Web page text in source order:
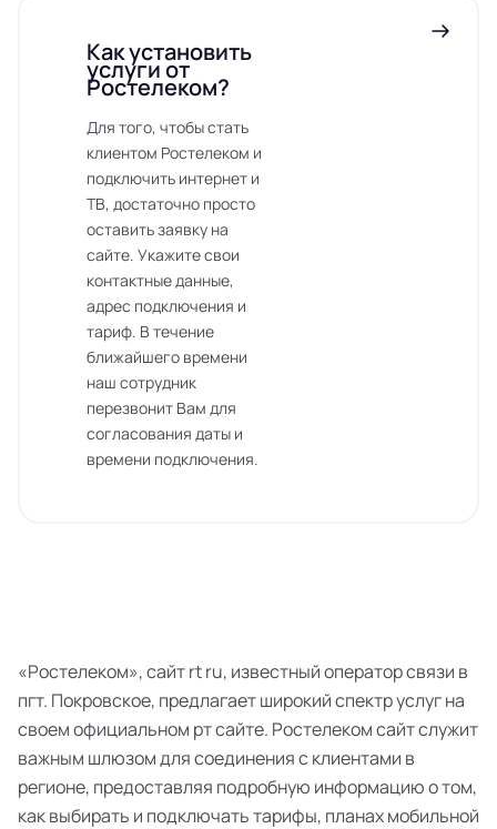
Как установить
услуги от
Ростелеком?
Для того, чтобы стать
клиентом Ростелеком и
подключить интернет и
ТВ, достаточно просто
оставить заявку на
сайте. Укажите свои
контактные данные,
адрес подключения и
тариф. В течение
ближайшего времени
наш сотрудник
перезвонит Вам для
согласования даты и
времени подключения.
«Ростелеком», сайт rt ru, известный оператор связи в
пгт. Покровское, предлагает широкий спектр услуг на
своем официальном рт сайте. Ростелеком сайт служит
важным шлюзом для соединения с клиентами в
регионе, предоставляя подробную информацию о том,
как выбирать и подключать тарифы, планах мобильной